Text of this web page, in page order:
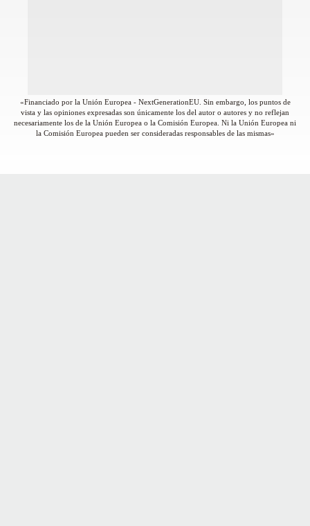
«Financiado por la Unión Europea - NextGenerationEU. Sin embargo, los puntos de
vista y las opiniones expresadas son únicamente los del autor o autores y no reflejan
necesariamente los de la Unión Europea o la Comisión Europea. Ni la Unión Europea ni
la Comisión Europea pueden ser consideradas responsables de las mismas»